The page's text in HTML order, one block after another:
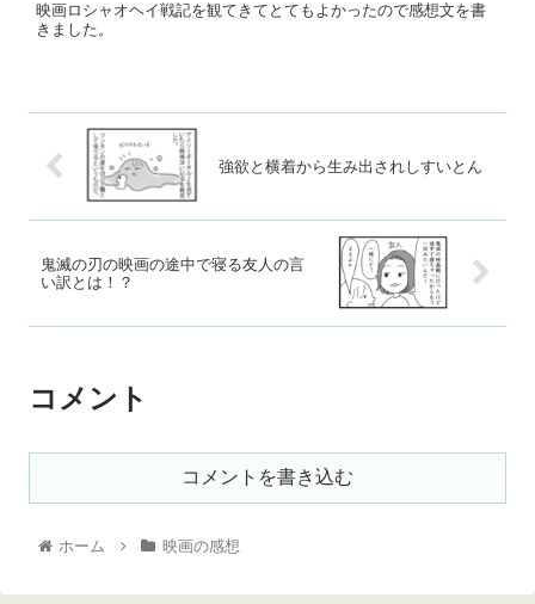
映画ロシャオヘイ戦記を観てきてとてもよかったので感想文を書
きました。
強欲と横着から生み出されしすいとん
鬼滅の刃の映画の途中で寝る友人の言
い訳とは！？
コメント
コメントを書き込む
ホーム 映画の感想